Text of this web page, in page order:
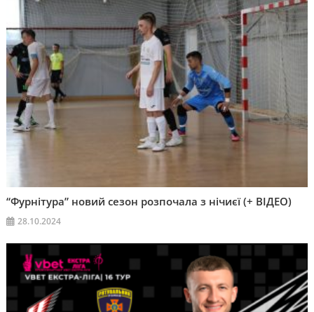
“Фурнітура” новий сезон розпочала з нічиєї (+ ВІДЕО)
28.10.2024